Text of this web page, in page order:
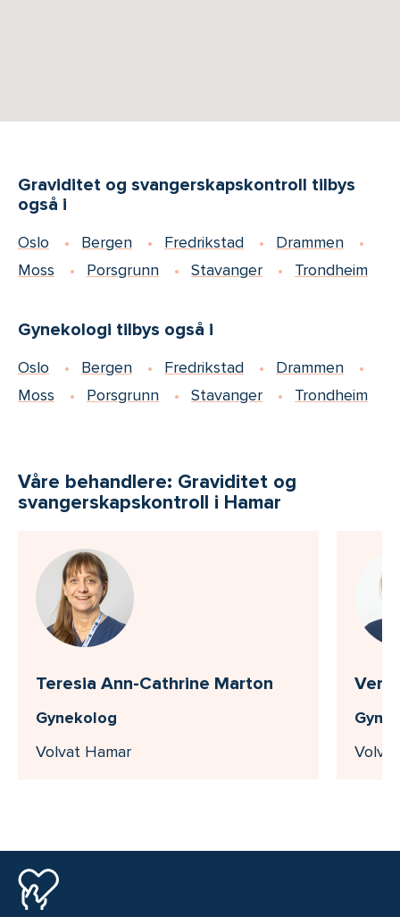
Graviditet og svangerskapskontroll tilbys
også i
Oslo Bergen Fredrikstad
Drammen
Moss
Porsgrunn Stavanger Trondheim
Gynekologi tilbys også i
Oslo Bergen Fredrikstad
Drammen
Moss
Porsgrunn Stavanger Trondheim
Våre behandlere: Graviditet og
svangerskapskontroll i Hamar
Teresia Ann-Cathrine Marton
Gynekolog
Volvat Hamar
Vera